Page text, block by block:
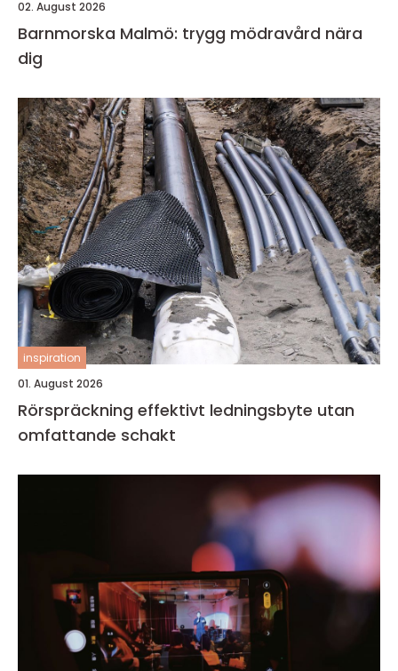
02. August 2026
Barnmorska Malmö: trygg mödravård nära
dig
inspiration
01. August 2026
Rörspräckning effektivt ledningsbyte utan
omfattande schakt